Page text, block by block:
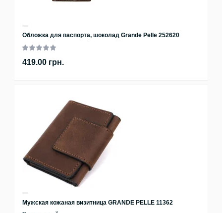
Обложка для паспорта, шоколад Grande Pelle 252620
419.00 грн.
Мужская кожаная визитница GRANDE PELLE 11362